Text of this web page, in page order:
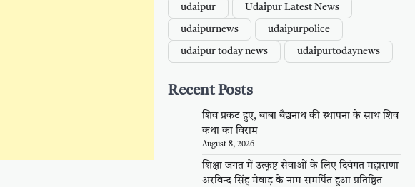
udaipur Udaipur Latest News
udaipurnews udaipurpolice
udaipur today news udaipurtodaynews
Recent Posts
शिव प्रकट हुए, बाबा बैद्यनाथ की स्थापना के साथ शिव
कथा का विराम
August 8, 2026
शिक्षा जगत में उत्कृष्ट सेवाओं के लिए दिवंगत महाराणा
अरविन्द सिंह मेवाड़ के नाम समर्पित हुआ प्रतिष्ठित